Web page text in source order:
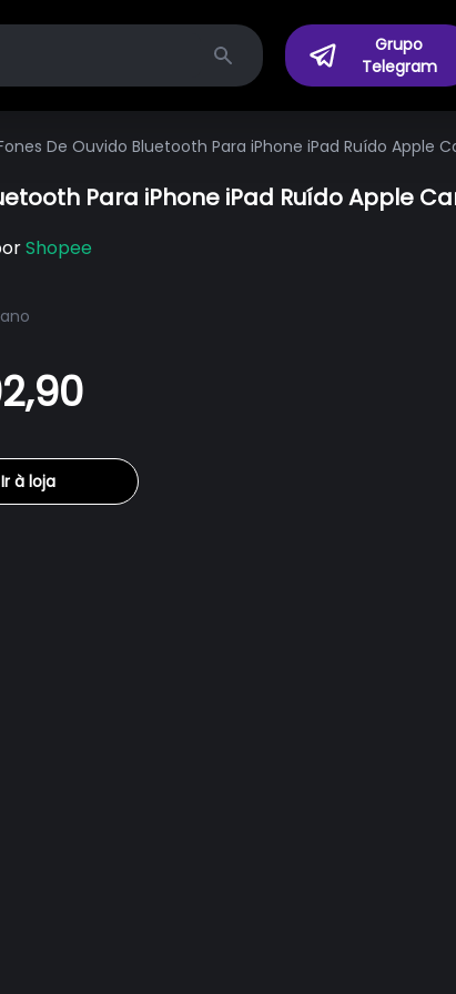
Search
Grupo
Telegram
De Ouvido Bluetooth Para iPhone iPad Ruído Apple
Para iPhone iPad Ruído Apple
Shopee
Ir à loja